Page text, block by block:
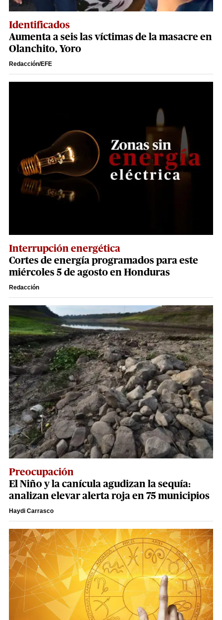
Identificados
Aumenta a seis las víctimas de la masacre en
Olanchito, Yoro
Redacción/EFE
Interrupción energética
Cortes de energía programados para este
miércoles 5 de agosto en Honduras
Redacción
Preocupación
El Niño y la canícula agudizan la sequía:
analizan elevar alerta roja en 75 municipios
Haydi Carrasco